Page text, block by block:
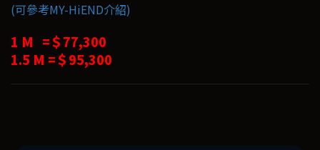
(可參考MY-HiEND介紹)
1 M =＄77,300
1.5 M =＄95,300